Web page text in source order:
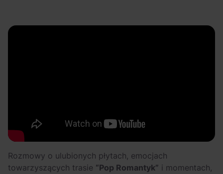
Rozmowy o ulubionych płytach, emocjach
towarzyszących trasie “Pop Romantyk” i momentach,